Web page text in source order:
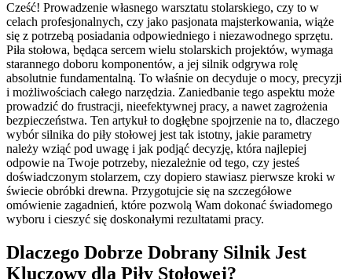
Cześć! Prowadzenie własnego warsztatu stolarskiego, czy to w
celach profesjonalnych, czy jako pasjonata majsterkowania, wiąże
się z potrzebą posiadania odpowiedniego i niezawodnego sprzętu.
Piła stołowa, będąca sercem wielu stolarskich projektów, wymaga
starannego doboru komponentów, a jej silnik odgrywa rolę
absolutnie fundamentalną. To właśnie on decyduje o mocy, precyzji
i możliwościach całego narzędzia. Zaniedbanie tego aspektu może
prowadzić do frustracji, nieefektywnej pracy, a nawet zagrożenia
bezpieczeństwa. Ten artykuł to dogłębne spojrzenie na to, dlaczego
wybór silnika do piły stołowej jest tak istotny, jakie parametry
należy wziąć pod uwagę i jak podjąć decyzję, która najlepiej
odpowie na Twoje potrzeby, niezależnie od tego, czy jesteś
doświadczonym stolarzem, czy dopiero stawiasz pierwsze kroki w
świecie obróbki drewna. Przygotujcie się na szczegółowe
omówienie zagadnień, które pozwolą Wam dokonać świadomego
wyboru i cieszyć się doskonałymi rezultatami pracy.
Dlaczego Dobrze Dobrany Silnik Jest
Kluczowy dla Piły Stołowej?